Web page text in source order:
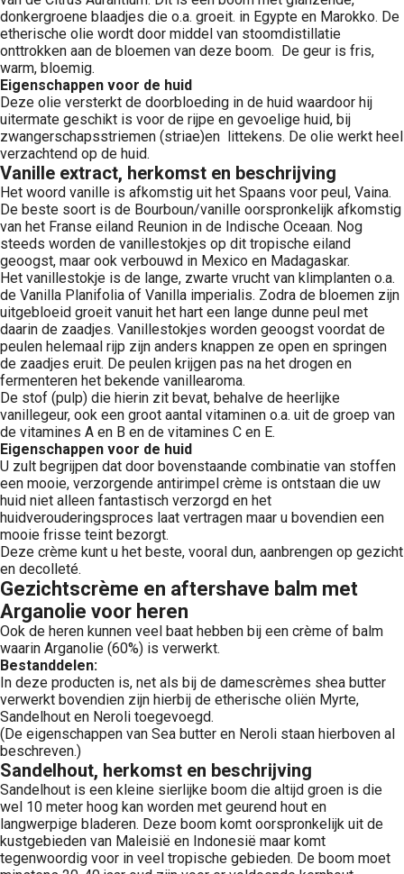
donkergroene blaadjes die o.a. groeit. in Egypte en Marokko. De
etherische olie wordt door middel van stoomdistillatie
onttrokken aan de bloemen van deze boom. De geur is fris,
warm, bloemig.
Eigenschappen voor de huid
Deze olie versterkt de doorbloeding in de huid waardoor hij
uitermate geschikt is voor de rijpe en gevoelige huid, bij
zwangerschapsstriemen (striae)en littekens. De olie werkt heel
verzachtend op de huid.
Vanille extract, herkomst en beschrijving
Het woord vanille is afkomstig uit het Spaans voor peul, Vaina.
De beste soort is de Bourboun/vanille oorspronkelijk afkomstig
van het Franse eiland Reunion in de Indische Oceaan. Nog
steeds worden de vanillestokjes op dit tropische eiland
geoogst, maar ook verbouwd in Mexico en Madagaskar.
Het vanillestokje is de lange, zwarte vrucht van klimplanten o.a.
de Vanilla Planifolia of Vanilla imperialis. Zodra de bloemen zijn
uitgebloeid groeit vanuit het hart een lange dunne peul met
daarin de zaadjes. Vanillestokjes worden geoogst voordat de
peulen helemaal rijp zijn anders knappen ze open en springen
de zaadjes eruit. De peulen krijgen pas na het drogen en
fermenteren het bekende vanillearoma.
De stof (pulp) die hierin zit bevat, behalve de heerlijke
vanillegeur, ook een groot aantal vitaminen o.a. uit de groep van
de vitamines A en B en de vitamines C en E.
Eigenschappen voor de huid
U zult begrijpen dat door bovenstaande combinatie van stoffen
een mooie, verzorgende antirimpel crème is ontstaan die uw
huid niet alleen fantastisch verzorgd en het
huidverouderingsproces laat vertragen maar u bovendien een
mooie frisse teint bezorgt.
Deze crème kunt u het beste, vooral dun, aanbrengen op gezicht
en decolleté.
Gezichtscrème en aftershave balm met
Arganolie voor heren
Ook de heren kunnen veel baat hebben bij een crème of balm
waarin Arganolie (60%) is verwerkt.
Bestanddelen:
In deze producten is, net als bij de damescrèmes shea butter
verwerkt bovendien zijn hierbij de etherische oliën Myrte,
Sandelhout en Neroli toegevoegd.
(De eigenschappen van Sea butter en Neroli staan hierboven al
beschreven.)
Sandelhout, herkomst en beschrijving
Sandelhout is een kleine sierlijke boom die altijd groen is die
wel 10 meter hoog kan worden met geurend hout en
langwerpige bladeren. Deze boom komt oorspronkelijk uit de
kustgebieden van Maleisië en Indonesië maar komt
tegenwoordig voor in veel tropische gebieden. De boom moet